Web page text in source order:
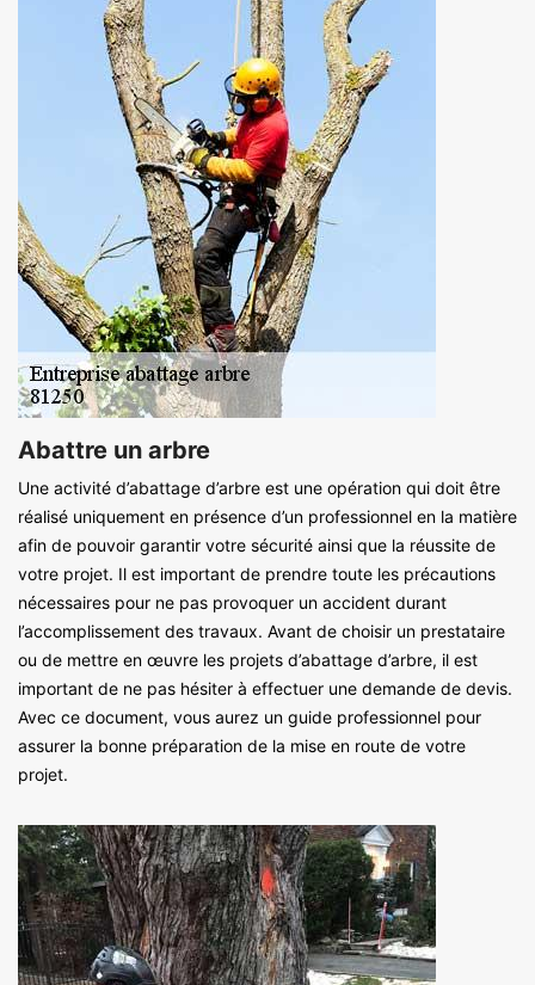
Abattre un arbre
Une activité d’abattage d’arbre est une opération qui doit être
réalisé uniquement en présence d’un professionnel en la matière
afin de pouvoir garantir votre sécurité ainsi que la réussite de
votre projet. Il est important de prendre toute les précautions
nécessaires pour ne pas provoquer un accident durant
l’accomplissement des travaux. Avant de choisir un prestataire
ou de mettre en œuvre les projets d’abattage d’arbre, il est
important de ne pas hésiter à effectuer une demande de devis.
Avec ce document, vous aurez un guide professionnel pour
assurer la bonne préparation de la mise en route de votre
projet.